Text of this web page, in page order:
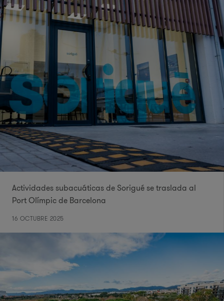
Actividades subacuáticas de Sorigué se traslada al
Port Olímpic de Barcelona
16 OCTUBRE 2025